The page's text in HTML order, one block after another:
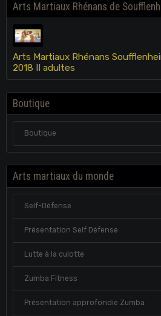
Arts Martiaux Rhénans de
Arts Martiaux Rhénans
2018 II adultes
Boutique
Boutique
Arts martiaux du monde
Self-Défense
Présentation Self Défense
Lutte à la culotte
Zumba Fitness
Présentation approfondie Zumba